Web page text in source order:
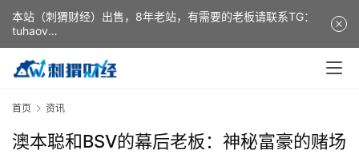
首页 资讯
澳本聪和BSV的幕后老板：神秘富豪的赌场
本站（刺猬财经）出售，8年老站，有需要的老板请联系TG：
tuhaov
This website (ciweicaijing) is for sale. It is a 8-year-old
website. If you need it, please contact TG: tuhaov